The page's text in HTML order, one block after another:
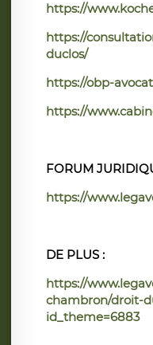
https://
https://
duclos/
https://obp-
https://
FORUM
https://
DE PLUS :
https://
chambron/droit-
id_theme=6883